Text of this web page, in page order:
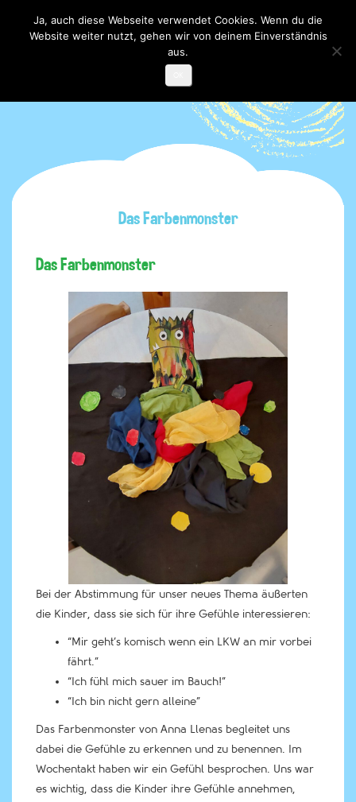
Toggle

Das Farbenmonster
Das Farbenmonster
Bei der Abstimmung für unser neues Thema äußerten
die Kinder, dass sie sich für ihre Gefühle interessieren:
“Mir geht’s komisch wenn ein LKW an mir vorbei
fährt.”
“Ich fühl mich sauer im Bauch!”
“Ich bin nicht gern alleine”
Das Farbenmonster von Anna Llenas begleitet uns
dabei die Gefühle zu erkennen und zu benennen. Im
Wochentakt haben wir ein Gefühl besprochen. Uns war
es wichtig, dass die Kinder ihre Gefühle annehmen,
Ja, auch diese Webseite verwendet Cookies. Wenn du die
Website weiter nutzt, gehen wir von deinem Einverständnis
aus.